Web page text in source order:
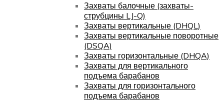
Захваты балочные (захваты-
струбцины LJ-Q)
Захваты вертикальные (DHQL)
Захваты вертикальные поворотные
(DSQA)
Захваты горизонтальные (DHQA)
Захваты для вертикального
подъема барабанов
Захваты для горизонтального
подъема барабанов